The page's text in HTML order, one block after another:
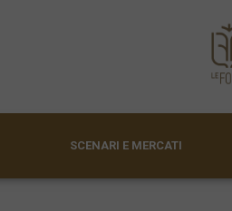
SCENARI E MERCATI